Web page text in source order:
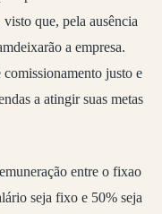
que, pela ausência
a empresa.
justo e
a atingir suas metas
entre o fixao
seja fixo e 50% seja